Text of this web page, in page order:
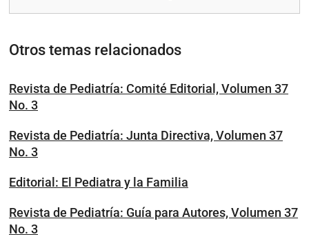
Otros temas relacionados
Revista de Pediatría: Comité Editorial, Volumen 37
No. 3
Revista de Pediatría: Junta Directiva, Volumen 37
No. 3
Editorial: El Pediatra y la Familia
Revista de Pediatría: Guía para Autores, Volumen 37
No. 3